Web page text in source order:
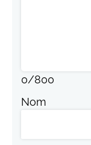
0/800
Nom